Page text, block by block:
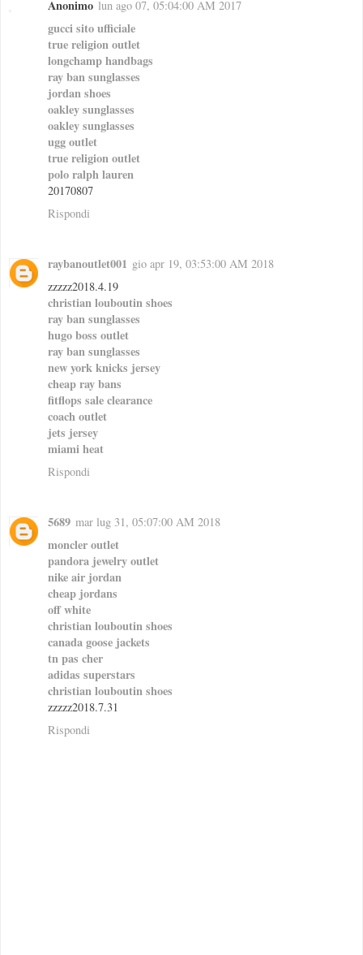
Anonimo lun ago 07, 05:04:00 AM 2017
gucci sito ufficiale
true religion outlet
longchamp handbags
ray ban sunglasses
jordan shoes
oakley sunglasses
oakley sunglasses
ugg outlet
true religion outlet
polo ralph lauren
20170807
Rispondi
raybanoutlet001 gio apr 19, 03:53:00 AM 2018
zzzzz2018.4.19
christian louboutin shoes
ray ban sunglasses
hugo boss outlet
ray ban sunglasses
new york knicks jersey
cheap ray bans
fitflops sale clearance
coach outlet
jets jersey
miami heat
Rispondi
5689 mar lug 31, 05:07:00 AM 2018
moncler outlet
pandora jewelry outlet
nike air jordan
cheap jordans
off white
christian louboutin shoes
canada goose jackets
tn pas cher
adidas superstars
christian louboutin shoes
zzzzz2018.7.31
Rispondi